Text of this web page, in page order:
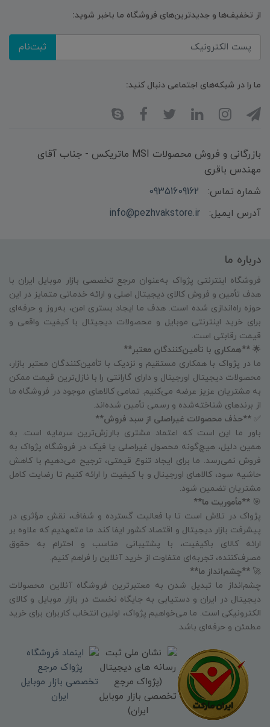
از تخفیف‌ها و جدیدترین‌های فروشگاه ما باخبر شوید:
ثبت‌نام
ما را در شبکه‌های اجتماعی دنبال کنید:
بازرگانی و فروش محصولات MSI ماتریکس - جناب آقای
مهندس باقری
شماره تماس:
09351609162
آدرس ایمیل:
info@pezhvakstore.ir
درباره ما
فروشگاه اینترنتی پژواک به‌عنوان مرجع تخصصی بازار موبایل ایران با
هدف تأمین و فروش کالای دیجیتال اصلی و ارائه خدماتی متمایز در این
حوزه راه‌اندازی شده است. هدف ما ایجاد بستری امن، به‌روز و حرفه‌ای
برای خرید اینترنتی موبایل و محصولات دیجیتال با کیفیت واقعی و
قیمت رقابتی است.
🌟 **همکاری با تأمین‌کنندگان معتبر**
ما در پژواک با همکاری مستقیم و نزدیک با تأمین‌کنندگان معتبر بازار،
محصولات دیجیتال اورجینال و دارای گارانتی را با نازل‌ترین قیمت ممکن
به مشتریان عزیز عرضه می‌کنیم. تمامی کالاهای موجود در فروشگاه ما
از برندهای شناخته‌شده و رسمی تأمین شده‌اند.
✅ **حذف محصولات غیراصلی از سبد فروش**
باور ما این است که اعتماد مشتری باارزش‌ترین سرمایه است. به
همین دلیل، هیچ‌گونه محصول غیراصلی یا فیک در فروشگاه پژواک به
فروش نمی‌رسد. ما برای ایجاد تنوع قیمتی، ترجیح می‌دهیم با کاهش
حاشیه سود، کالاهای اورجینال و با کیفیت را ارائه کنیم تا رضایت کامل
مشتریان تضمین شود.
🎯 **مأموریت ما**
پژواک در تلاش است تا با فعالیت گسترده و شفاف، نقش مؤثری در
پیشرفت بازار دیجیتال و اقتصاد کشور ایفا کند. ما متعهدیم که علاوه بر
ارائه کالای باکیفیت، با پشتیبانی مناسب و احترام به حقوق
مصرف‌کننده، تجربه‌ای متفاوت از خرید آنلاین را فراهم کنیم.
🚀 **چشم‌انداز ما**
چشم‌انداز ما تبدیل شدن به معتبرترین فروشگاه آنلاین محصولات
دیجیتال در ایران و دستیابی به جایگاه نخست در بازار موبایل و کالای
الکترونیکی است. ما می‌خواهیم پژواک، اولین انتخاب کاربران برای خرید
مطمئن و حرفه‌ای باشد.